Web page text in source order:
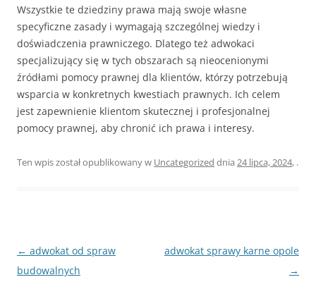
Wszystkie te dziedziny prawa mają swoje własne
specyficzne zasady i wymagają szczególnej wiedzy i
doświadczenia prawniczego. Dlatego też adwokaci
specjalizujący się w tych obszarach są nieocenionymi
źródłami pomocy prawnej dla klientów, którzy potrzebują
wsparcia w konkretnych kwestiach prawnych. Ich celem
jest zapewnienie klientom skutecznej i profesjonalnej
pomocy prawnej, aby chronić ich prawa i interesy.
Ten wpis został opublikowany w Uncategorized dnia 24 lipca, 2024, .
Nawigacja
wpisu
← adwokat od spraw
budowalnych
adwokat sprawy karne opole
→